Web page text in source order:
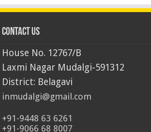
Contact Us
House No. 12767/B
Laxmi Nagar Mudalgi-591312
District: Belagavi
inmudalgi@gmail.com
+91-9448 63 6261
+91-9066 68 8007